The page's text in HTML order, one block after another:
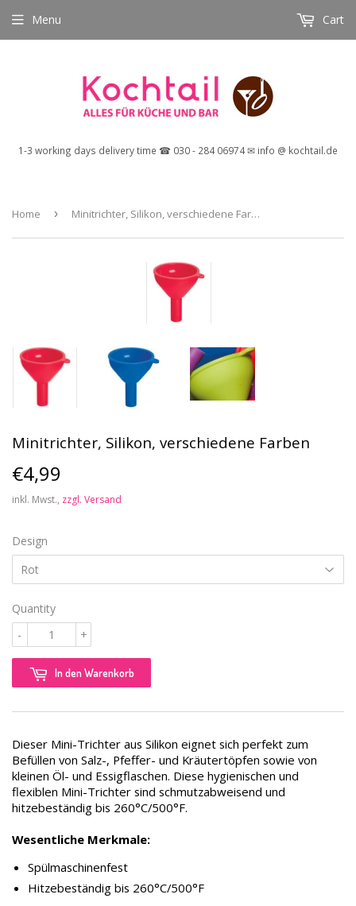
1-3 working days delivery time ☎ 030 - 284 06974 ✉ info @ kochtail.de
Menu Cart
Home › Minitrichter, Silikon, verschiedene Farben
Minitrichter, Silikon, verschiedene Farben
€4,99
inkl. Mwst., zzgl. Versand
Design
Quantity
+
-
In den Warenkorb
Dieser Mini-Trichter aus Silikon eignet sich perfekt zum
Befüllen von Salz-, Pfeffer- und Kräutertöpfen sowie von
kleinen Öl- und Essigflaschen. Diese hygienischen und
flexiblen Mini-Trichter sind schmutzabweisend und
hitzebeständig bis 260°C/500°F.
Wesentliche Merkmale:
Spülmaschinenfest
Hitzebeständig bis 260°C/500°F